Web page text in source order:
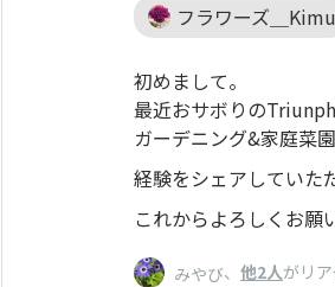
フラワーズ＿Kimu
初めまして。
最近おサボりのTriunph
ガーデニング&家庭菜
経験をシェアしていた
これからよろしくお願
みやび、 他2人がリ